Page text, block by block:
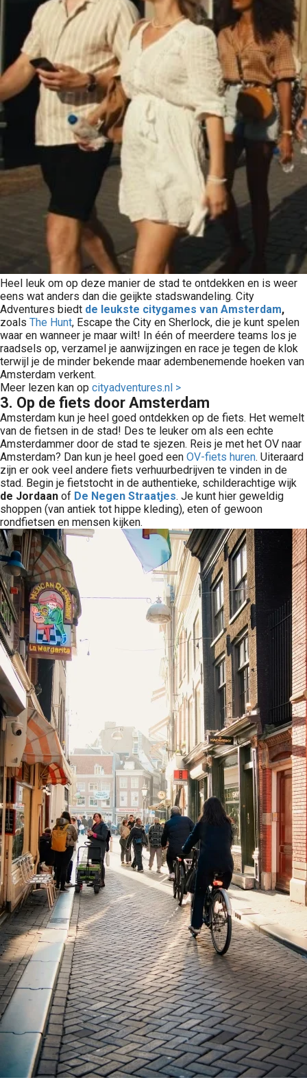
Heel leuk om op deze manier de stad te ontdekken en is weer
eens wat anders dan die geijkte stadswandeling. City
Adventures biedt de leukste citygames van Amsterdam,
zoals The Hunt, Escape the City en Sherlock, die je kunt spelen
waar en wanneer je maar wilt! In één of meerdere teams los je
raadsels op, verzamel je aanwijzingen en race je tegen de klok
terwijl je de minder bekende maar adembenemende hoeken van
Amsterdam verkent.
Meer lezen kan op cityadventures.nl >
3. Op de fiets door Amsterdam
Amsterdam kun je heel goed ontdekken op de fiets. Het wemelt
van de fietsen in de stad! Des te leuker om als een echte
Amsterdammer door de stad te sjezen. Reis je met het OV naar
Amsterdam? Dan kun je heel goed een OV-fiets huren. Uiteraard
zijn er ook veel andere fiets verhuurbedrijven te vinden in de
stad. Begin je fietstocht in de authentieke, schilderachtige wijk
de Jordaan of De Negen Straatjes. Je kunt hier geweldig
shoppen (van antiek tot hippe kleding), eten of gewoon
rondfietsen en mensen kijken.